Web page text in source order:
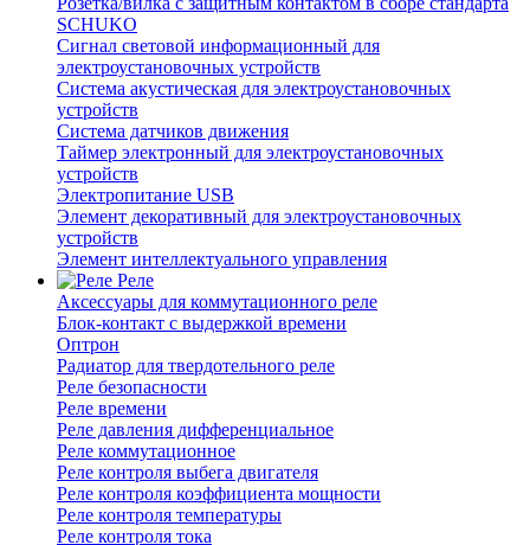
SCHUKO
Сигнал световой информационный для
электроустановочных устройств
Система акустическая для электроустановочных
устройств
Система датчиков движения
Таймер электронный для электроустановочных
устройств
Электропитание USB
Элемент декоративный для электроустановочных
устройств
Элемент интеллектуального управления
Реле
Аксессуары для коммутационного реле
Блок-контакт с выдержкой времени
Оптрон
Радиатор для твердотельного реле
Реле безопасности
Реле времени
Реле давления дифференциальное
Реле коммутационное
Реле контроля выбега двигателя
Реле контроля коэффициента мощности
Реле контроля температуры
Реле контроля тока